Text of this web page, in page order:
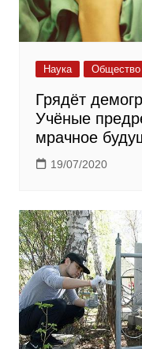
Наука Общество
Грядёт
Учёные
мрачное
19/07/2020